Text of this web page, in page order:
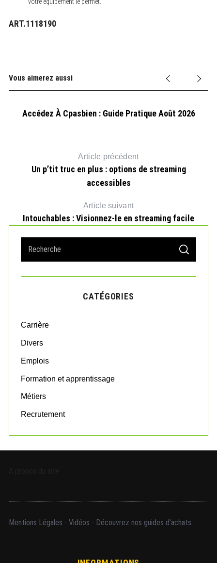
ART.1118190
Vous aimerez aussi
Accédez À Cpasbien : Guide Pratique Août 2026
Article précédent
Un p’tit truc en plus : options de streaming
accessibles
Article suivant
Intouchables : Visionnez-le en streaming facile
a
r
o
:
S
A
C
CATÉGORIES
Carrière
Divers
Emplois
Formation et apprentissage
Métiers
Recrutement
Mentions Légales Vidéos Découvrez nos guides d'achats.